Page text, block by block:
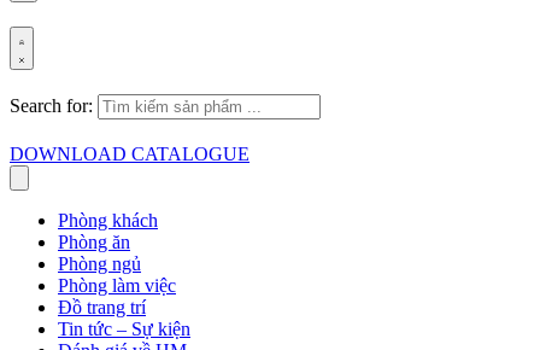
Search for:
DOWNLOAD CATALOGUE
Phòng khách
Phòng ăn
Phòng ngủ
Phòng làm việc
Đồ trang trí
Tin tức – Sự kiện